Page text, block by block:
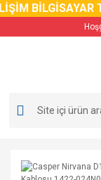
BİLGİSAYAR